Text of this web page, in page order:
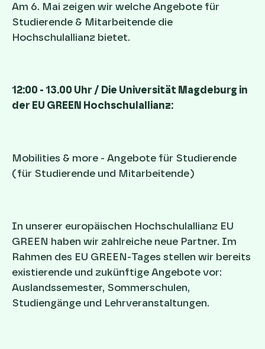
Am 6. Mai zeigen wir welche Angebote für
Studierende & Mitarbeitende die
Hochschulallianz bietet.
12:00 - 13.00 Uhr / Die Universität Magdeburg in
der EU GREEN Hochschulallianz:
Mobilities & more - Angebote für Studierende
(für Studierende und Mitarbeitende)
In unserer europäischen Hochschulallianz EU
GREEN haben wir zahlreiche neue Partner. Im
Rahmen des EU GREEN-Tages stellen wir bereits
existierende und zukünftige Angebote vor:
Auslandssemester, Sommerschulen,
Studiengänge und Lehrveranstaltungen.